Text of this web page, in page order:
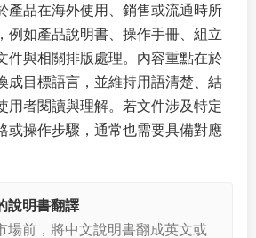
產品在海外使用、銷售或流通時所
例如產品說明書、操作手冊、組立
件與相關排版處理。內容重點在於
成目標語言，並維持用語清楚、結
用者閱讀與理解。若文件涉及特定
或操作步驟，通常也需要具備對應
說明書翻譯
場前，將中文說明書翻成英文或